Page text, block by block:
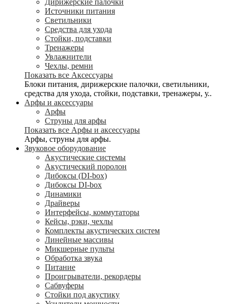
Дирижерские палочки
Источники питания
Светильники
Средства для ухода
Стойки, подставки
Тренажеры
Увлажнители
Чехлы, ремни
Показать все Аксессуары
Блоки питания, дирижерские палочки, светильники,
средства для ухода, стойки, подставки, тренажеры, у..
Арфы и аксессуары
Арфы
Струны для арфы
Показать все Арфы и аксессуары
Арфы, струны для арфы.
Звуковое оборудование
Акустические системы
Акустический поролон
Дибоксы (DI-box)
Дибоксы DI-box
Динамики
Драйверы
Интерфейсы, коммутаторы
Кейсы, рэки, чехлы
Комплекты акустических систем
Линейные массивы
Микшерные пульты
Обработка звука
Питание
Проигрыватели, рекордеры
Сабвуферы
Стойки под акустику